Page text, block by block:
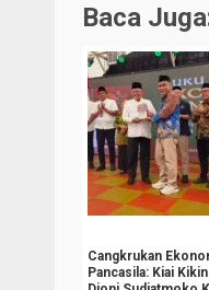
Baca
Cangkrukan
Pancasila: Kiai